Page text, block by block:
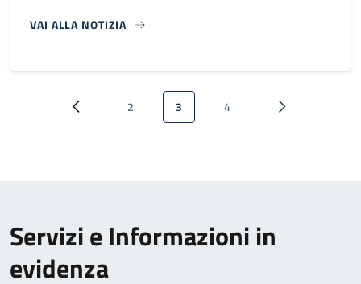
VAI ALLA NOTIZIA
Paginazione
Pagina precedente
Pagina
2 Pagina attuale
3 Pagina
4 Pagina
Servizi e Informazioni in
evidenza